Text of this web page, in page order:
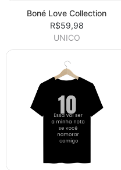
Boné Love Collection
R$59,98
UNICO